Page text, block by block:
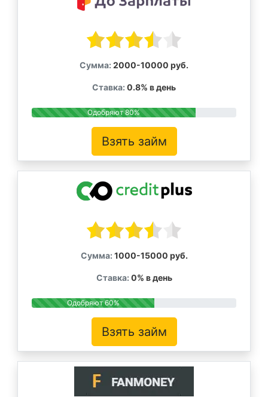
Сумма: 2000-10000 руб.
Ставка: 0.8% в день
Одобряют 80%
Взять займ
Сумма: 1000-15000 руб.
Ставка: 0% в день
Одобряют 60%
Взять займ